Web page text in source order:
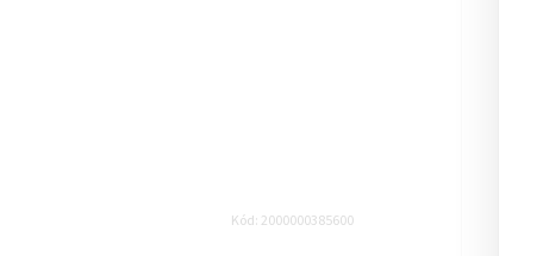
Kód: 2000000385600